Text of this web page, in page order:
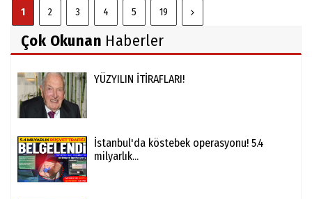
1 2 3 4 5 19
Çok Okunan Haberler
YÜZYILIN İTİRAFLARI!
İstanbul'da köstebek operasyonu! 5.4
milyarlık...